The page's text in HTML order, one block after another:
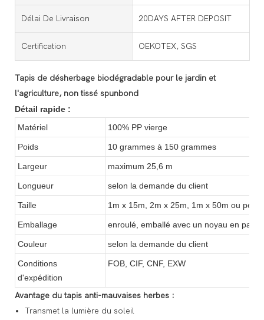
Délai De Livraison 20DAYS AFTER DEPOSIT
Certification OEKOTEX, SGS
Tapis de désherbage biodégradable pour le jardin et
l'agriculture, non tissé spunbond
Détail rapide :
Matériel
100% PP vierge
Poids 10 grammes à 150 grammes
Largeur maximum 25,6 m
Longueur selon la demande du client
Taille 1m x 15m, 2m x 25m, 1m x 50m ou
Emballage enroulé, emballé avec un noyau en
Couleur selon la demande du client
Conditions
d'expédition
FOB, CIF, CNF, EXW
Avantage du tapis anti-mauvaises herbes :
Transmet la lumière du soleil